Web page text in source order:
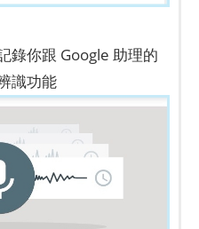
錄你跟 Google 助理的
識功能